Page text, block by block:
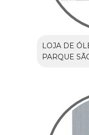
LOJA DE
PARQUE